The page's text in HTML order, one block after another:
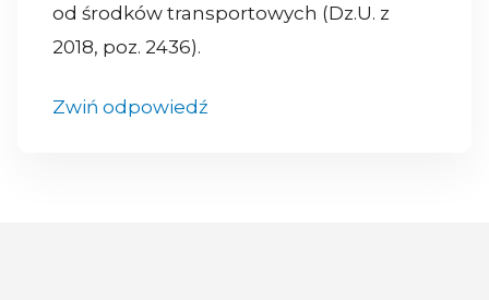
Zwiń odpowiedź
od środków transportowych (Dz.U. z
2018, poz. 2436).